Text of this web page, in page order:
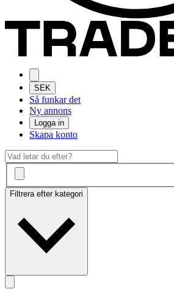
SEK
Så funkar det
Ny annons
Logga in
Skapa konto
Filtrera efter kategori